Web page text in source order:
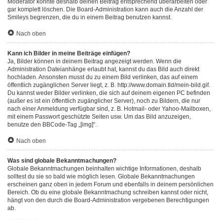
Moderator könnte deshalb deinen Beitrag entsprechend überarbeiten oder
gar komplett löschen. Die Board-Administration kann auch die Anzahl der
Smileys begrenzen, die du in einem Beitrag benutzen kannst.
Nach oben
Kann ich Bilder in meine Beiträge einfügen?
Ja, Bilder können in deinem Beitrag angezeigt werden. Wenn die
Administration Dateianhänge erlaubt hat, kannst du das Bild auch direkt
hochladen. Ansonsten musst du zu einem Bild verlinken, das auf einem
öffentlich zugänglichen Server liegt, z. B. http://www.domain.tld/mein-bild.gif.
Du kannst weder Bilder verlinken, die sich auf deinem eigenen PC befinden
(außer es ist ein öffentlich zugänglicher Server), noch zu Bildern, die nur
nach einer Anmeldung verfügbar sind, z. B. Hotmail- oder Yahoo-Mailboxen,
mit einem Passwort geschützte Seiten usw. Um das Bild anzuzeigen,
benutze den BBCode-Tag „[img]“.
Nach oben
Was sind globale Bekanntmachungen?
Globale Bekanntmachungen beinhalten wichtige Informationen, deshalb
solltest du sie so bald wie möglich lesen. Globale Bekanntmachungen
erscheinen ganz oben in jedem Forum und ebenfalls in deinem persönlichen
Bereich. Ob du eine globale Bekanntmachung schreiben kannst oder nicht,
hängt von den durch die Board-Administration vergebenen Berechtigungen
ab.